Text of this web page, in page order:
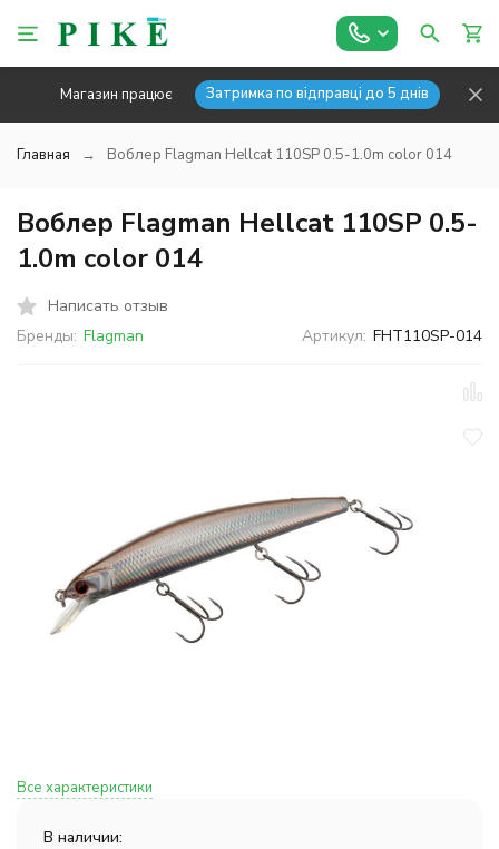
Магазин працює Затримка по відправці до 5 днів
Главная Воблер Flagman Hellcat 110SP 0.5-1.0m color 014
Воблер Flagman Hellcat 110SP 0.5-
1.0m color 014
Написать отзыв
Бренды: Flagman Артикул: FHT110SP-014
Все характеристики
В наличии: